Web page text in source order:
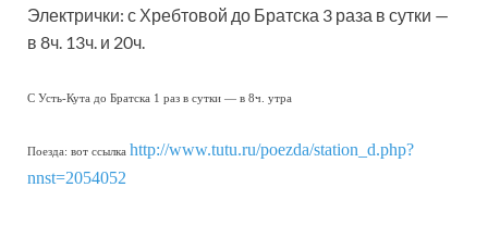
Электрички: с Хребтовой до Братска 3 раза в сутки —
в 8ч. 13ч. и 20ч.
С Усть-Кута до Братска 1 раз в сутки — в 8ч. утра
Поезда: вот ссылка http://www.tutu.ru/poezda/station_d.php?
nnst=2054052